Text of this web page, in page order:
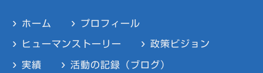
ホーム プロフィール
ヒューマンストーリー 政策ビジョン
実績 活動の記録（ブログ）